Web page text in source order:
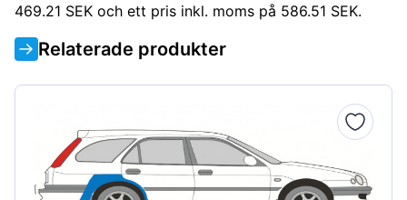
469.21 SEK och ett pris inkl. moms på 586.51 SEK.
Relaterade produkter